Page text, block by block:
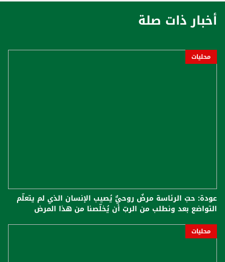
أخبار ذات صلة
محليات
عودة: حبّ الرئاسة مرضٌ روحيٌّ يُصيب الإنسان الذي لم يتعلّم
التواضع بعد ونطلب من الربّ أن يُخلّصنا من هذا المرض
محليات